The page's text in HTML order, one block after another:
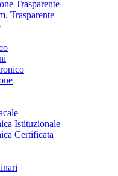
Trasparente
Trasparente
Istituzionale
Certificata